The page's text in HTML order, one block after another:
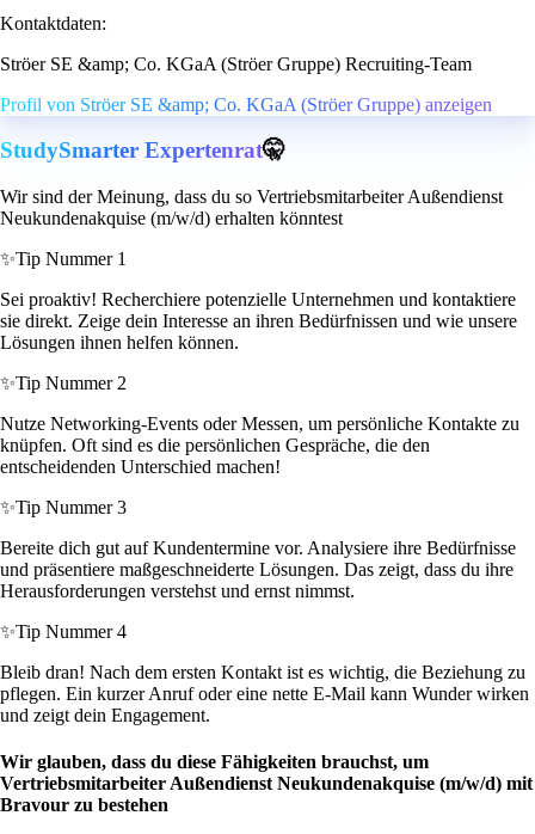
Kontaktdaten:
Ströer SE &amp; Co. KGaA (Ströer Gruppe) Recruiting-Team
Profil von Ströer SE &amp; Co. KGaA (Ströer Gruppe) anzeigen
StudySmarter Expertenrat🤫
Wir sind der Meinung, dass du so Vertriebsmitarbeiter Außendienst
Neukundenakquise (m/w/d) erhalten könntest
✨Tip Nummer 1
Sei proaktiv! Recherchiere potenzielle Unternehmen und kontaktiere
sie direkt. Zeige dein Interesse an ihren Bedürfnissen und wie unsere
Lösungen ihnen helfen können.
✨Tip Nummer 2
Nutze Networking-Events oder Messen, um persönliche Kontakte zu
knüpfen. Oft sind es die persönlichen Gespräche, die den
entscheidenden Unterschied machen!
✨Tip Nummer 3
Bereite dich gut auf Kundentermine vor. Analysiere ihre Bedürfnisse
und präsentiere maßgeschneiderte Lösungen. Das zeigt, dass du ihre
Herausforderungen verstehst und ernst nimmst.
✨Tip Nummer 4
Bleib dran! Nach dem ersten Kontakt ist es wichtig, die Beziehung zu
pflegen. Ein kurzer Anruf oder eine nette E-Mail kann Wunder wirken
und zeigt dein Engagement.
Wir glauben, dass du diese Fähigkeiten brauchst, um
Vertriebsmitarbeiter Außendienst Neukundenakquise (m/w/d) mit
Bravour zu bestehen